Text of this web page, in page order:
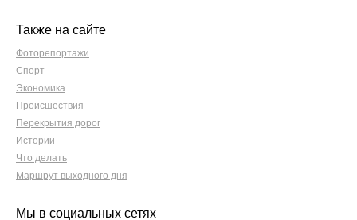
Также на сайте
Фоторепортажи
Спорт
Экономика
Происшествия
Перекрытия дорог
Истории
Что делать
Маршрут выходного дня
Мы в социальных сетях